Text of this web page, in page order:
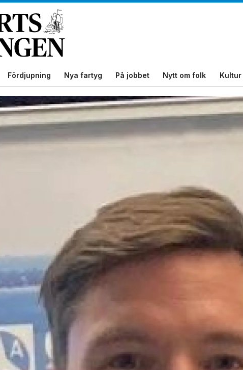
Fördjupning Nya fartyg På jobbet Nytt om folk Kultur